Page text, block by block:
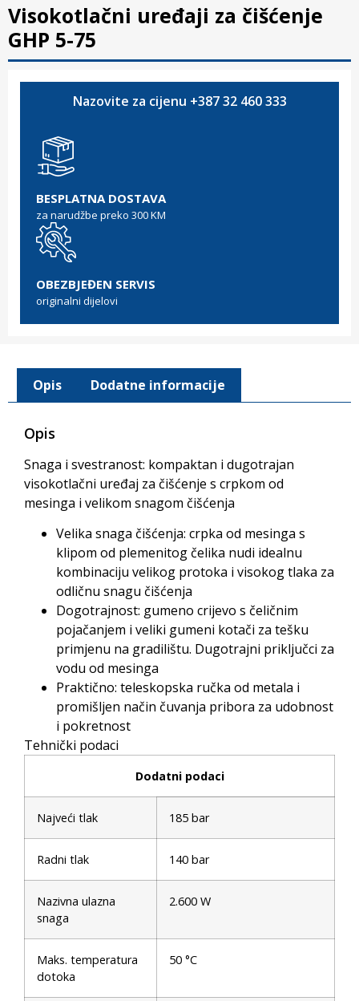
Visokotlačni uređaji za čišćenje
GHP 5-75
Nazovite za cijenu +387 32 460 333
BESPLATNA DOSTAVA
za narudžbe preko 300 KM
OBEZBJEĐEN SERVIS
originalni dijelovi
Opis Dodatne informacije
Opis
Snaga i svestranost: kompaktan i dugotrajan
visokotlačni uređaj za čišćenje s crpkom od
mesinga i velikom snagom čišćenja
Velika snaga čišćenja: crpka od mesinga s
klipom od plemenitog čelika nudi idealnu
kombinaciju velikog protoka i visokog tlaka za
odličnu snagu čišćenja
Dogotrajnost: gumeno crijevo s čeličnim
pojačanjem i veliki gumeni kotači za tešku
primjenu na gradilištu. Dugotrajni priključci za
vodu od mesinga
Praktično: teleskopska ručka od metala i
promišljen način čuvanja pribora za udobnost
i pokretnost
Tehnički podaci
Dodatni podaci
Najveći tlak 185 bar
Radni tlak 140 bar
Nazivna ulazna
snaga
2.600 W
Maks. temperatura
dotoka
50 °C